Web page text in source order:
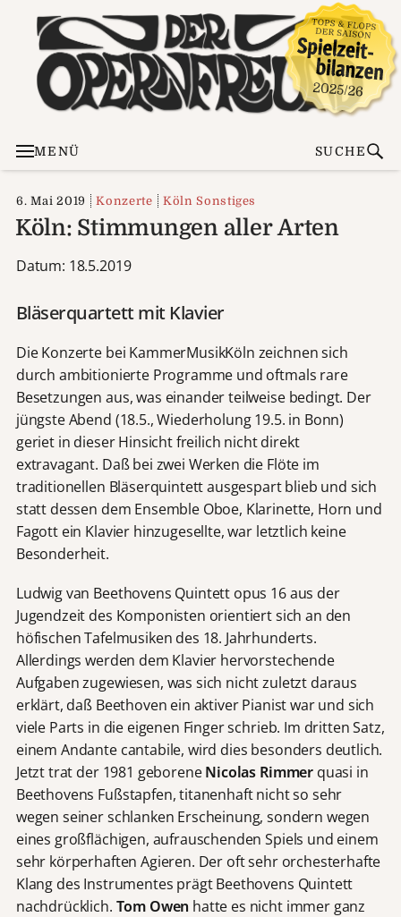
MENÜ SUCHE
6. Mai 2019 Konzerte Köln Sonstiges
Köln: Stimmungen aller Arten
Datum: 18.5.2019
Bläserquartett mit Klavier
Die Konzerte bei KammerMusikKöln zeichnen sich
durch ambitionierte Programme und oftmals rare
Besetzungen aus, was einander teilweise bedingt. Der
jüngste Abend (18.5., Wiederholung 19.5. in Bonn)
geriet in dieser Hinsicht freilich nicht direkt
extravagant. Daß bei zwei Werken die Flöte im
traditionellen Bläserquintett ausgespart blieb und sich
statt dessen dem Ensemble Oboe, Klarinette, Horn und
Fagott ein Klavier hinzugesellte, war letztlich keine
Besonderheit.
Ludwig van Beethovens Quintett opus 16 aus der
Jugendzeit des Komponisten orientiert sich an den
höfischen Tafelmusiken des 18. Jahrhunderts.
Allerdings werden dem Klavier hervorstechende
Aufgaben zugewiesen, was sich nicht zuletzt daraus
erklärt, daß Beethoven ein aktiver Pianist war und sich
viele Parts in die eigenen Finger schrieb. Im dritten Satz,
einem Andante cantabile, wird dies besonders deutlich.
Jetzt trat der 1981 geboreneNicolas Rimmer quasi in
Beethovens Fußstapfen, titanenhaft nicht so sehr
wegen seiner schlanken Erscheinung, sondern wegen
eines großflächigen, aufrauschenden Spiels und einem
sehr körperhaften Agieren. Der oft sehr orchesterhafte
Klang des Instrumentes prägt Beethovens Quintett
nachdrücklich. Tom Owen hatte es nicht immer ganz